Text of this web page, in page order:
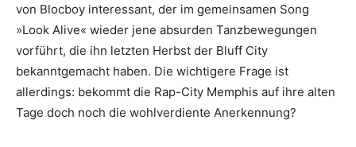
von Blocboy interessant, der im gemeinsamen Song
»Look Alive« wieder jene absurden Tanzbewegungen
vorführt, die ihn letzten Herbst der Bluff City
bekanntgemacht haben. Die wichtigere Frage ist
allerdings: bekommt die Rap-City Memphis auf ihre alten
Tage doch noch die wohlverdiente Anerkennung?